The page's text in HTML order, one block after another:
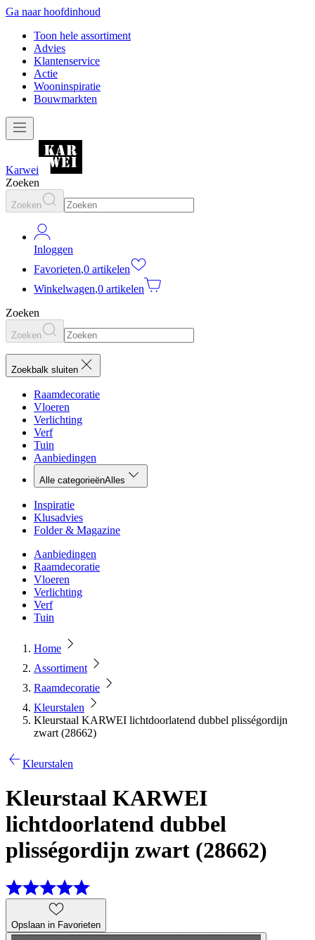
Ga naar hoofdinhoud
Toon hele assortiment
Advies
Klantenservice
Actie
Wooninspiratie
Bouwmarkten
Karwei
Zoeken
Zoeken
Inloggen
Favorieten,0 artikelen
Winkelwagen,0 artikelen
Zoeken
Zoeken
Zoekbalk sluiten
Raamdecoratie
Vloeren
Verlichting
Verf
Tuin
Aanbiedingen
Alle categorieënAlles
Inspiratie
Klusadvies
Folder & Magazine
Aanbiedingen
Raamdecoratie
Vloeren
Verlichting
Verf
Tuin
Home
Assortiment
Raamdecoratie
Kleurstalen
Kleurstaal KARWEI lichtdoorlatend dubbel plisségordijn
zwart (28662)
Kleurstalen
Kleurstaal KARWEI
lichtdoorlatend dubbel
plisségordijn zwart (28662)
Opslaan in Favorieten